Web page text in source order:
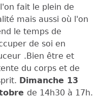
fait le plein de
mais aussi où l'on
le temps de
de soi en
.Bien être et
du corps et de
Dimanche 13
de 14h30 à 17h.